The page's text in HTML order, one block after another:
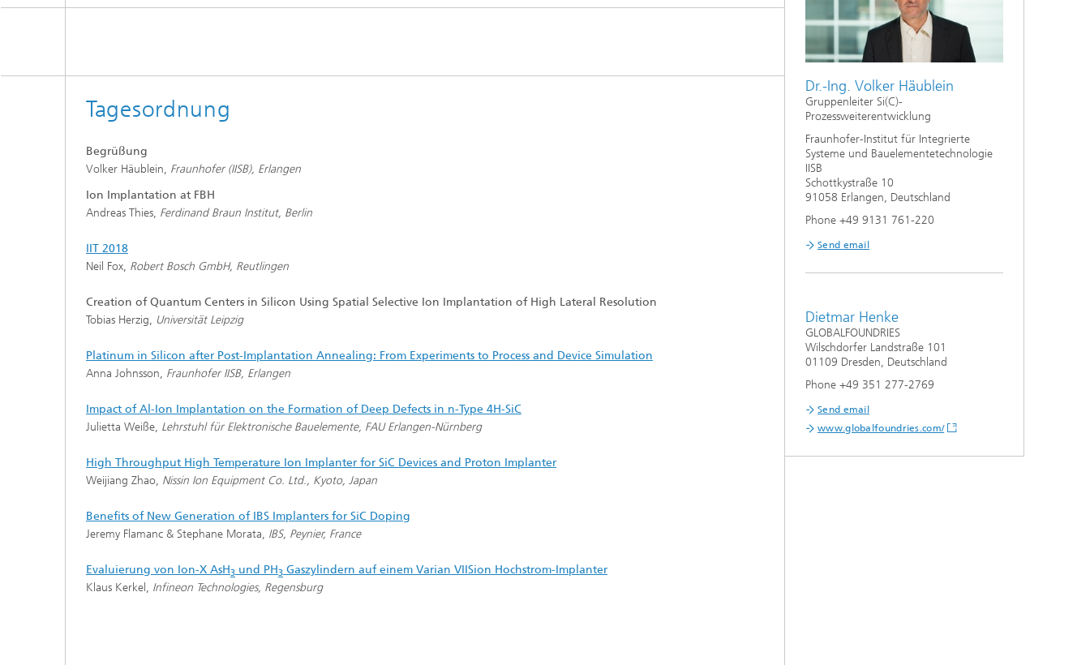
Tagesordnung
Begrüßung
Volker Häublein, Fraunhofer (IISB), Erlangen
Ion Implantation at FBH
Andreas Thies, Ferdinand Braun Institut, Berlin
IIT 2018
Neil Fox, Robert Bosch GmbH, Reutlingen
Creation of Quantum Centers in Silicon Using Spatial Selective Ion Implantation of High Lateral Resolution
Tobias Herzig, Universität Leipzig
Platinum in Silicon after Post-Implantation Annealing: From Experiments to Process and Device Simulation
Anna Johnsson, Fraunhofer IISB, Erlangen
Impact of Al-Ion Implantation on the Formation of Deep Defects in n-Type 4H-SiC
Julietta Weiße, Lehrstuhl für Elektronische Bauelemente, FAU Erlangen-Nürnberg
High Throughput High Temperature Ion Implanter for SiC Devices and Proton Implanter
Weijiang Zhao, Nissin Ion Equipment Co. Ltd., Kyoto, Japan
Benefits of New Generation of IBS Implanters for SiC Doping
Jeremy Flamanc & Stephane Morata, IBS, Peynier, France
Evaluierung von Ion-X AsH3 und PH3 Gaszylindern auf einem Varian VIISion Hochstrom-Implanter
Klaus Kerkel, Infineon Technologies, Regensburg
Dr.-Ing. Volker Häublein
Gruppenleiter Si(C)-
Prozessweiterentwicklung
Fraunhofer-Institut für Integrierte
Systeme und Bauelementetechnologie
IISB
Schottkystraße 10
91058 Erlangen, Deutschland
Phone +49 9131 761-220
Send email
Dietmar Henke
GLOBALFOUNDRIES
Wilschdorfer Landstraße 101
01109 Dresden, Deutschland
Phone +49 351 277-2769
Send email
www.globalfoundries.com/